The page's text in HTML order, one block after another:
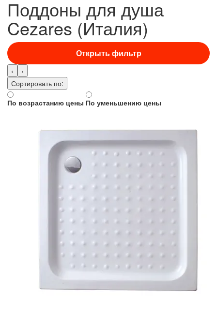
Поддоны для душа
Cezares (Италия)
Открыть фильтр
‹
›
Сортировать по:
По возрастанию цены По уменьшению цены